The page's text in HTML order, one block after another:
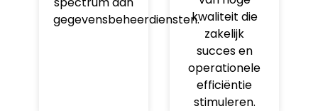
gegevensbeheerdiensten.kwaliteit die
zakelijk
succes en
operationele
efficiëntie
stimuleren.